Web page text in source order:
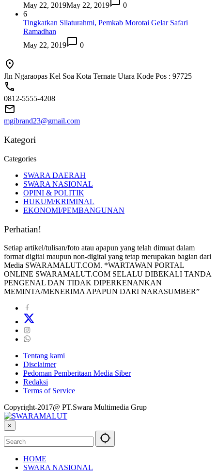
May 22, 2019May 22, 2019
0
6
Tingkatkan Silaturahmi, Pemkab Morotai Gelar Safari
Ramadhan
May 22, 2019
0
Jln Ngaraopas Kel Soa Kota Ternate Utara Kode Pos : 97725
0812-5555-4208
mgibrand23@gmail.com
Kategori
Categories
SWARA DAERAH
SWARA NASIONAL
OPINI & POLITIK
HUKUM/KRIMINAL
EKONOMI/PEMBANGUNAN
Perhatian!
Setiap artikel/tulisan/foto atau apapun yang telah dimuat dalam
format digital maupun non-digital yang tetap merupakan bagian dari
Media SWARAMALUT.COM. *WARTAWAN PORTAL
ONLINE SWARAMALUT.COM SELALU DIBEKALI TANDA
PENGENAL DAN TIDAK DIPERKENANKAN
MEMINTA/MENERIMA APAPUN DARI NARASUMBER”
Tentang kami
Disclaimer
Pedoman Pemberitaan Media Siber
Redaksi
Terms of Service
Copyright-2017@ PT.Swara Multimedia Grup
×
HOME
SWARA NASIONAL